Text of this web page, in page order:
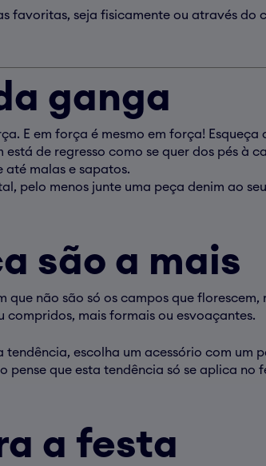
favoritas, seja fisicamente ou através
ganga
E em força é mesmo em força!
de regresso como se quer dos pés à
até malas e sapatos.
pelo menos junte uma peça denim ao
são a mais
que não são só os campos que
compridos, mais formais ou esvoaçantes.
tendência, escolha um acessório com um
pense que esta tendência só se aplica no
a festa